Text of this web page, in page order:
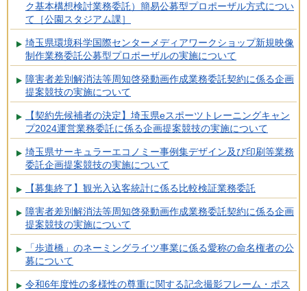
ク基本構想検討業務委託）簡易公募型プロポーザル方式につい
て［公園スタジアム課］
埼玉県環境科学国際センターメディアワークショップ新規映像
制作業務委託公募型プロポーザルの実施について
障害者差別解消法等周知啓発動画作成業務委託契約に係る企画
提案競技の実施について
【契約先候補者の決定】埼玉県eスポーツトレーニングキャン
プ2024運営業務委託に係る企画提案競技の実施について
埼玉県サーキュラーエコノミー事例集デザイン及び印刷等業務
委託企画提案競技の実施について
【募集終了】観光入込客統計に係る比較検証業務委託
障害者差別解消法等周知啓発動画作成業務委託契約に係る企画
提案競技の実施について
「歩道橋」のネーミングライツ事業に係る愛称の命名権者の公
募について
令和6年度性の多様性の尊重に関する記念撮影フレーム・ポス